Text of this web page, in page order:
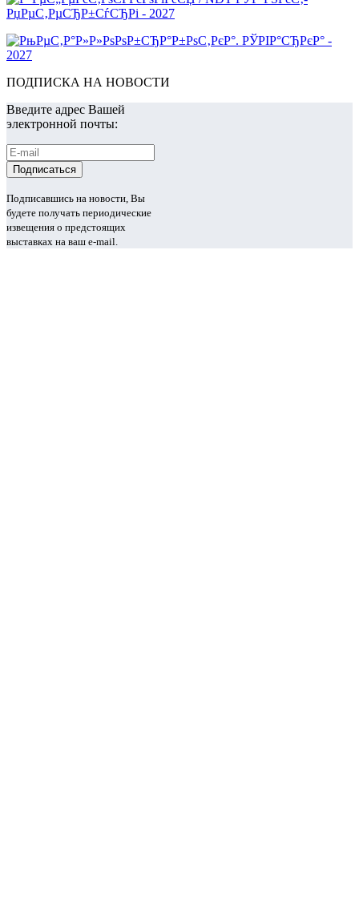
ПОДПИСКА НА НОВОСТИ
Введите адрес Вашей
электронной почты:
Подписавшись на новости, Вы
будете получать периодические
извещения о предстоящих
выставках на ваш e-mail.